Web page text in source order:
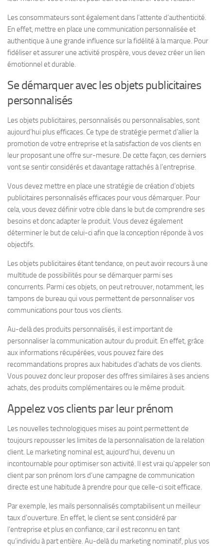
Les consommateurs sont également dans l’attente d’authenticité.
En effet, mettre en place une communication personnalisée et
authentique à une grande influence sur la fidélité à la marque. Pour
fidéliser et assurer une activité prospère, vous devez créer un lien
émotionnel et durable.
Se démarquer avec les objets publicitaires
personnalisés
Les objets publicitaires, personnalisés ou personnalisables, sont
aujourd’hui plus efficaces. Ce type de stratégie permet d’allier la
promotion de votre entreprise et la satisfaction de vos clients en
leur proposant une offre sur-mesure. De cette façon, ces derniers
vont se sentir considérés et davantage rattachés à l’entreprise.
totmataro.cat/comprar-kamagra.html
totmataro.cat/cialis-20mg-precio.html
Vous devez mettre en place une stratégie de création d’objets
publicitaires personnalisés efficaces pour vous démarquer. Pour
cela, vous devez définir votre cible dans le but de comprendre ses
besoins et donc adapter le produit. Vous devez également
déterminer le but de celui-ci afin que la conception réponde à vos
objectifs.
Les objets publicitaires étant tendance, on peut avoir recours à une
multitude de possibilités pour se démarquer parmi ses
concurrents. Parmi ces objets, on peut retrouver, notamment, les
tampons de bureau qui vous permettent de personnaliser vos
communications pour tous vos clients.
Au-delà des produits personnalisés, il est important de
personnaliser la communication autour du produit. En effet, grâce
aux informations récupérées, vous pouvez faire des
recommandations propres aux habitudes d’achats de vos clients.
Vous pouvez donc leur proposer des offres similaires à ses anciens
achats, des produits complémentaires ou le même produit.
Appelez vos clients par leur prénom
Les nouvelles technologiques mises au point permettent de
toujours repousser les limites de la personnalisation de la relation
client. Le marketing nominal est, aujourd’hui, devenu un
incontournable pour optimiser son activité. Il est vrai qu’appeler son
client par son prénom lors d’une campagne de communication
directe est une habitude à prendre pour que celle-ci soit efficace.
Par exemple, les mails personnalisés comptabilisent un meilleur
taux d’ouverture. En effet, le client se sent considéré par
l’entreprise et plus en confiance, car il est reconnu en tant
qu’individu à part entière. Au-delà du marketing nominatif, plus vos